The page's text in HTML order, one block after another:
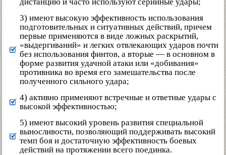
дистанцию и часто используют серийные удары;
3) имеют высокую эффективность использования
подготовительных и ситуативных действий, причем
первые применяются в виде ложных раскрытий,
«выдергиваний» и легких отвлекающих ударов почти
без использования финтов, а вторые — в основном в
форме развития удачной атаки или «добивания»
противника во время его замешательства после
полученного сильного удара;
4) активно применяют встречные и ответные удары с
высокой эффективностью;
5) имеют высокий уровень развития специальной
выносливости, позволяющий поддерживать высокий
темп боя и достаточную эффективность боевых
действий на протяжении всего поединка.